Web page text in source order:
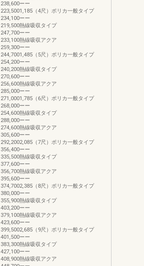
ーー
（4尺）ポリカ一般タイプ
ーー
熱線吸収タイプ
ーー
熱線吸収アクア
ーー
（5尺）ポリカ一般タイプ
ーー
熱線吸収タイプ
ーー
熱線吸収アクア
ーー
（6尺）ポリカ一般タイプ
ーー
熱線吸収タイプ
ーー
熱線吸収アクア
ーー
（7尺）ポリカ一般タイプ
ーー
熱線吸収タイプ
ーー
熱線吸収アクア
ーー
（8尺）ポリカ一般タイプ
ーー
熱線吸収タイプ
ーー
熱線吸収アクア
ーー
（9尺）ポリカ一般タイプ
ーー
熱線吸収タイプ
ーー
熱線吸収アクア